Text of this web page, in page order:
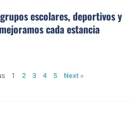
escolares, deportivos y
cada estancia
1 2 3 4 5 Next »